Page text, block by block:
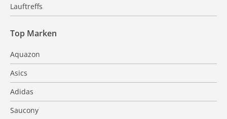
Lauftreffs
Top Marken
Aquazon
Asics
Adidas
Saucony